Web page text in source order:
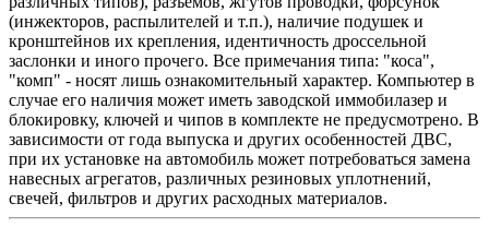
(инжекторов, распылителей и т.п.), наличие подушек и
кронштейнов их крепления, идентичность дроссельной
заслонки и иного прочего. Все примечания типа: "коса",
"комп" - носят лишь ознакомительный характер. Компьютер в
случае его наличия может иметь заводской иммобилазер и
блокировку, ключей и чипов в комплекте не предусмотрено. В
зависимости от года выпуска и других особенностей ДВС,
при их установке на автомобиль может потребоваться замена
навесных агрегатов, различных резиновых уплотнений,
свечей, фильтров и других расходных материалов.